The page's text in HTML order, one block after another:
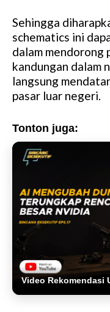
Sehingga
schematics ini
dalam mendorong
kandungan dalam
langsung
pasar luar negeri.
Tonton juga:
Video Rekomendasi